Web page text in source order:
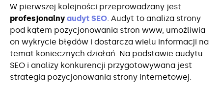
W pierwszej kolejności przeprowadzany jest
profesjonalny audyt SEO. Audyt to analiza strony
pod kątem pozycjonowania stron www, umożliwia
on wykrycie błędów i dostarcza wielu informacji na
temat koniecznych działań. Na podstawie audytu
SEO i analizy konkurencji przygotowywana jest
strategia pozycjonowania strony internetowej.